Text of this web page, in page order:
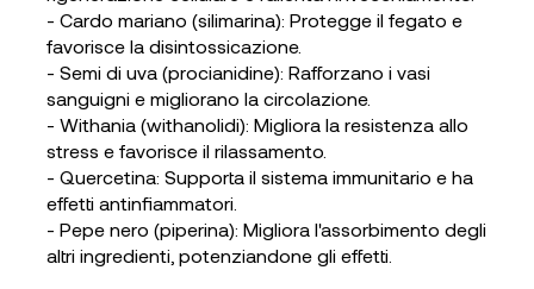
- Cardo mariano (silimarina): Protegge il fegato e
favorisce la disintossicazione.
- Semi di uva (procianidine): Rafforzano i vasi
sanguigni e migliorano la circolazione.
- Withania (withanolidi): Migliora la resistenza allo
stress e favorisce il rilassamento.
- Quercetina: Supporta il sistema immunitario e ha
effetti antinfiammatori.
- Pepe nero (piperina): Migliora l'assorbimento degli
altri ingredienti, potenziandone gli effetti.